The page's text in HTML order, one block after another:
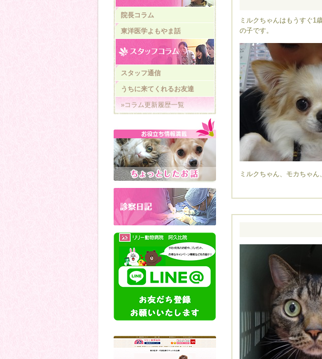
ミルクちゃんはもうすぐ1
の子です。
ミルクちゃん、モカちゃ
院長コラム
東洋医学よもやま話
スタッフ通信
うちに来てくれるお友達
»コラム更新履歴一覧